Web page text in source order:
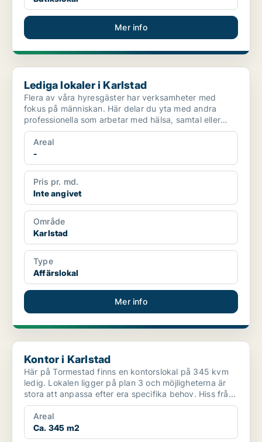
Mer info
Lediga lokaler i Karlstad
Lediga lokaler i Karlstad
Flera av våra hyresgäster har verksamheter med
fokus på människan. Här delar du yta med andra
professionella som arbetar med hälsa, samtal eller
behandling ...
Areal
-
Pris pr. md.
Inte angivet
Område
Karlstad
Type
Affärslokal
Mer info
Kontor i Karlstad
Kontor i Karlstad
Här på Tormestad finns en kontorslokal på 345 kvm
ledig. Lokalen ligger på plan 3 och möjligheterna är
stora att anpassa efter era specifika behov. Hiss frå...
Areal
Ca. 345 m2